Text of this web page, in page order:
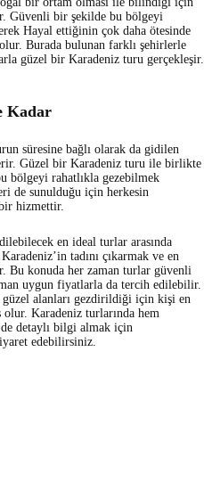
Güvenli bir şekilde bu bölgeyi
Hayal ettiğinin çok daha ötesinde
Burada bulunan farklı şehirlerle
güzel bir Karadeniz turu gerçekleşir.
Kadar
süresine bağlı olarak da gidilen
Güzel bir Karadeniz turu ile birlikte
bölgeyi rahatlıkla gezebilmek
de sunulduğu için herkesin
hizmettir.
en ideal turlar arasında
tadını çıkarmak ve en
Bu konuda her zaman turlar güvenli
uygun fiyatlarla da tercih edilebilir.
güzel alanları gezdirildiği için kişi en
Karadeniz turlarında hem
detaylı bilgi almak için
edebilirsiniz.